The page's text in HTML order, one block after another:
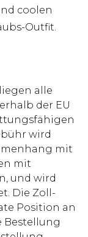
coolen
Outfit.
alle
der EU
wird
mit
mit
und wird
Die Zoll-
Position an
Bestellung